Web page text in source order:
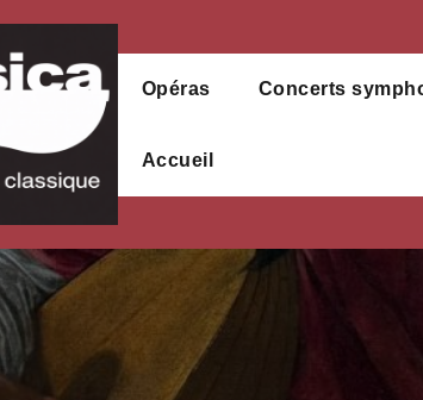
Opéras Concerts
Accueil